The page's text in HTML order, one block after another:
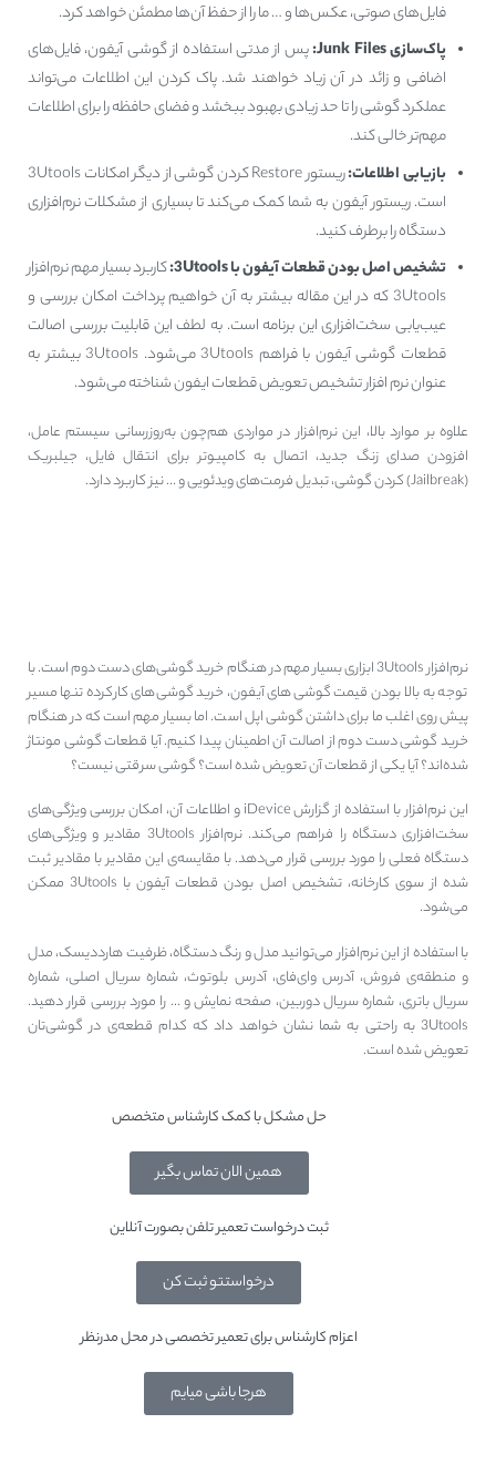
فایل‌های صوتی، عکس‌ها و … ما را از حفظ آن‌ها مطمئن خواهد کرد.
پاک‌سازی Junk Files:
پس از مدتی استفاده از گوشی آیفون، فایل‌های
اضافی و زائد در آن زیاد خواهند شد. پاک کردن این اطلاعات می‌تواند
عملکرد گوشی را تا حد زیادی بهبود ببخشد و فضای حافظه را برای اطلاعات
مهم‌تر خالی کند.
بازیابی اطلاعات:
ریستور Restore کردن گوشی از دیگر امکانات 3Utools
است. ریستور آیفون به شما کمک می‌کند تا بسیاری از مشکلات نرم‌افزاری
دستگاه را برطرف کنید.
تشخیص اصل بودن قطعات آیفون با 3Utools:
کاربرد بسیار مهم نرم‌افزار
3Utools که در این مقاله بیشتر به آن خواهیم پرداخت امکان بررسی و
عیب‌یابی سخت‌افزاری این برنامه است. به لطف این قابلیت بررسی اصالت
قطعات گوشی آیفون با فراهم 3Utools می‌شود. 3Utools بیشتر به
عنوان نرم افزار تشخیص تعویض قطعات ایفون شناخته می‌شود.
علاوه بر موارد بالا، این نرم‌افزار در مواردی هم‌چون به‌روزرسانی سیستم عامل،
افزودن صدای زنگ جدید، اتصال به کامپیوتر برای انتقال فایل، جیلبریک
(Jailbreak) کردن گوشی، تبدیل فرمت‌های ویدئویی و … نیز کاربرد دارد.
نرم‌افزار 3Utools ابزاری بسیار مهم در هنگام خرید گوشی‌های دست دوم است. با
توجه به بالا بودن قیمت گوشی‌های آیفون، خرید گوشی‌های کارکرده تنها مسیر
پیش روی اغلب ما برای داشتن گوشی اپل است. اما بسیار مهم است که در هنگام
خرید گوشی دست دوم از اصالت آن اطمینان پیدا کنیم. آیا قطعات گوشی مونتاژ
شده‌اند؟ آیا یکی از قطعات آن تعویض شده است؟ گوشی سرقتی نیست؟
این نرم‌افزار با استفاده از گزارش iDevice و اطلاعات آن، امکان بررسی ویژگی‌های
سخت‌افزاری دستگاه را فراهم می‌کند. نرم‌افزار 3Utools مقادیر و ویژگی‌های
دستگاه فعلی را مورد بررسی قرار می‌دهد. با مقایسه‌ی این مقادیر با مقادیر ثبت
شده از سوی کارخانه، تشخیص اصل بودن قطعات آیفون با 3Utools ممکن
می‌شود.
با استفاده از این نرم‌افزار می‌توانید مدل و رنگ دستگاه، ظرفیت هارددیسک، مدل
و منطقه‌ی فروش، آدرس وای‌فای، آدرس بلوتوث، شماره سریال اصلی، شماره
سریال باتری، شماره سریال دوربین، صفحه نمایش و … را مورد بررسی قرار دهید.
3Utools به راحتی به شما نشان خواهد داد که کدام قطعه‌ی در گوشی‌تان
تعویض شده است.
حل مشکل با کمک کارشناس متخصص
همین الان تماس بگیر
ثبت درخواست تعمیر تلفن بصورت آنلاین
درخواستتو ثبت کن
اعزام کارشناس برای تعمیر تخصصی در محل مدرنظر
هرجا باشی میایم